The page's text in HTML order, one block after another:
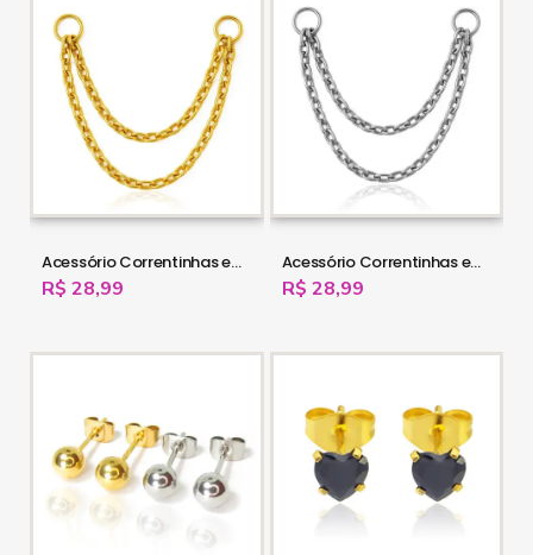
Acessório Correntinhas em Aço Cirúrgico - PVD Gold - 16OUT39
R$ 28,99
Acessório Correntinhas em Aço Cirúrgico - 16OUT38
R$ 28,99